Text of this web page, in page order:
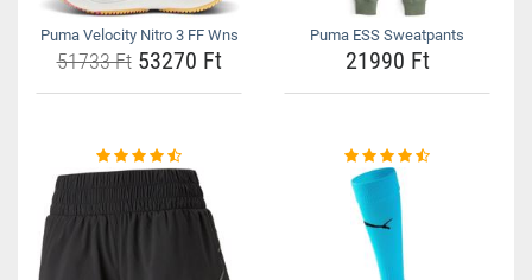
Puma Velocity Nitro 3 FF Wns
51733 Ft53270 Ft
Puma ESS Sweatpants
21990 Ft